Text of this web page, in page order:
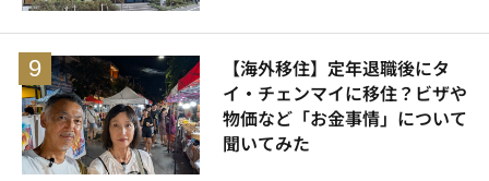
【海外移住】定年退職後にタ
イ・チェンマイに移住？ビザや
物価など「お金事情」について
聞いてみた